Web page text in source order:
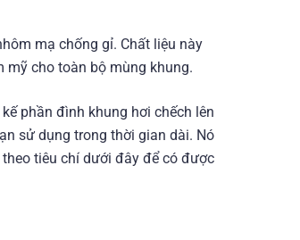
mạ chống gỉ. Chất liệu này
mỹ cho toàn bộ mùng khung.
phần đình khung hơi chếch lên
sử dụng trong thời gian dài. Nó
tiêu chí dưới đây để có được